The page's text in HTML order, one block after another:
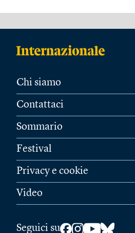
Chi siamo
Contattaci
Sommario
Festival
Privacy e cookie
Video
Seguici su